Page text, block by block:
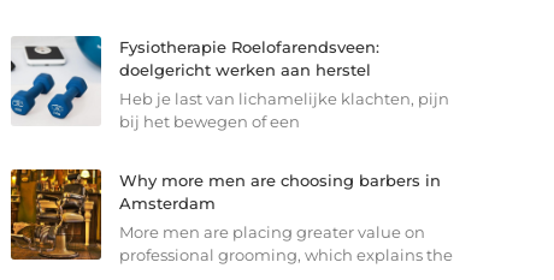
Fysiotherapie Roelofarendsveen:
doelgericht werken aan herstel
Heb je last van lichamelijke klachten, pijn
bij het bewegen of een
Why more men are choosing barbers in
Amsterdam
More men are placing greater value on
professional grooming, which explains the